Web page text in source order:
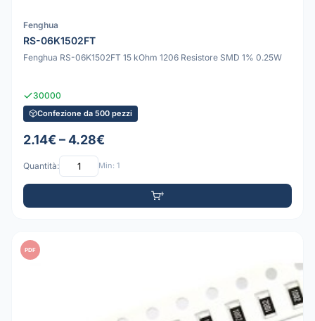
Fenghua
RS-06K1502FT
Fenghua RS-06K1502FT 15 kOhm 1206 Resistore SMD 1% 0.25W
30000
Confezione da 500 pezzi
2.14€ – 4.28€
Quantità: Min: 1
PDF